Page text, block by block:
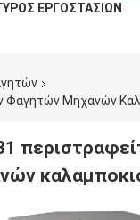
ΕΡΓΟΣΤΑΣΊΩΝ
Φαγητών Μηχανών